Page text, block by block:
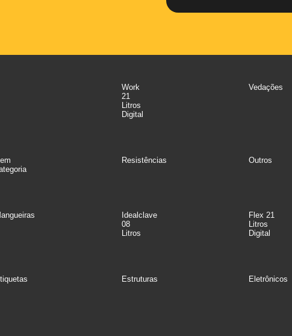
Work
21
Litros
Digital
Vedações
Resistências Outros
Idealclave
08
Litros
Flex 21
Litros
Digital
Estruturas Eletrônicos